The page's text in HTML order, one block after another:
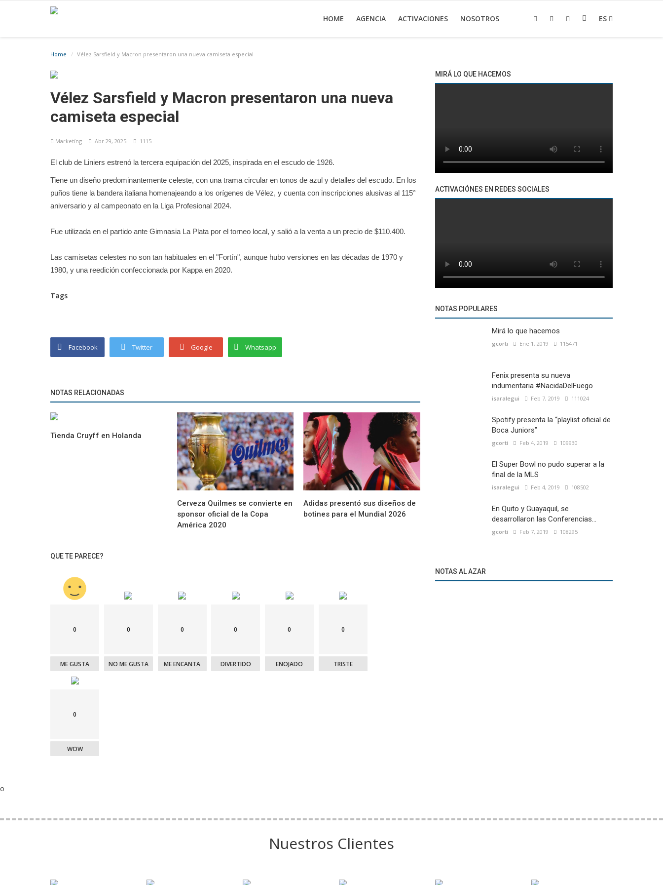
HOME AGENCIA ACTIVACIONES NOSOTROS ES
Home Vélez Sarsfield y Macron presentaron una nueva camiseta especial
Vélez Sarsfield y Macron presentaron una nueva
camiseta especial
Marketíng Abr 29, 2025 1115
El club de Liniers estrenó la tercera equipación del 2025, inspirada en el escudo de 1926.
Tiene un diseño predominantemente celeste, con una trama circular en tonos de azul y detalles del escudo. En los
puños tiene la bandera italiana homenajeando a los orígenes de Vélez, y cuenta con inscripciones alusivas al 115°
aniversario y al campeonato en la Liga Profesional 2024.
Fue utilizada en el partido ante Gimnasia La Plata por el torneo local, y salió a la venta a un precio de $110.400.
Las camisetas celestes no son tan habituales en el "Fortín", aunque hubo versiones en las décadas de 1970 y
1980, y una reedición confeccionada por Kappa en 2020.
Tags
Facebook Twitter Google Whatsapp
NOTAS RELACIONADAS
Tienda Cruyff en Holanda
Cerveza Quilmes se convierte en
sponsor oficial de la Copa
América 2020
Adidas presentó sus diseños de
botines para el Mundial 2026
QUE TE PARECE?
0
ME GUSTA
0
NO ME GUSTA
0
ME ENCANTA
0
DIVERTIDO
0
ENOJADO
0
TRISTE
0
WOW
MIRÁ LO QUE HACEMOS
ACTIVACIÓNES EN REDES SOCIALES
NOTAS POPULARES
Mirá lo que hacemos
gcorti Ene 1, 2019 115471
Fenix presenta su nueva
indumentaria #NacidaDelFuego
isaralegui Feb 7, 2019 111024
Spotify presenta la “playlist oficial de
Boca Juniors”
gcorti Feb 4, 2019 109930
El Super Bowl no pudo superar a la
final de la MLS
isaralegui Feb 4, 2019 108502
En Quito y Guayaquil, se
desarrollaron las Conferencias...
gcorti Feb 7, 2019 108295
NOTAS AL AZAR
o
Nuestros Clientes